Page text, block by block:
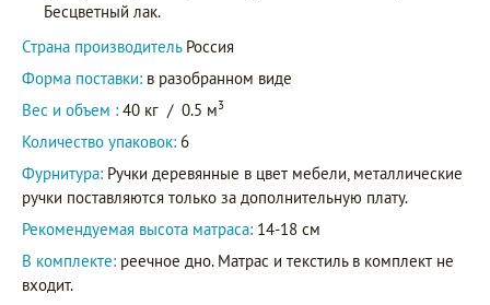
Бесцветный лак.
Страна производитель Россия
Форма поставки: в разобранном виде
Вес и объем : 40 кг / 0.5 м3
Количество упаковок: 6
Фурнитура: Ручки деревянные в цвет мебели, металлические
ручки поставляются только за дополнительную плату.
Рекомендуемая высота матраса: 14-18 см
В комплекте: реечное дно. Матрас и текстиль в комплект не
входит.